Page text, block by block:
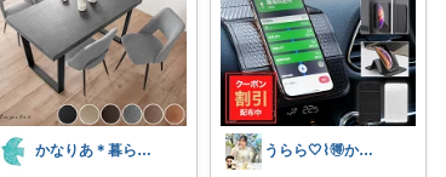
かなりあ＊暮らしのマルシェ うらら🤍⌇🉐かわいい暮らし